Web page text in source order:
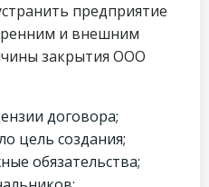
предприятие
и внешним
закрытия ООО
договора;
цель создания;
обязательства;